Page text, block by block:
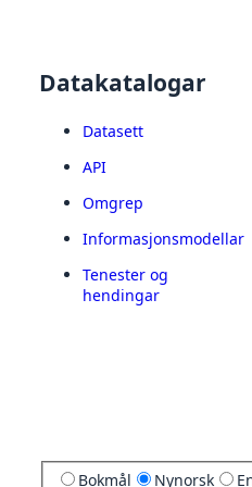
Datakatalogar
Datasett
API
Omgrep
Informasjonsmodellar
Tenester og
hendingar
Bokmål Nynorsk